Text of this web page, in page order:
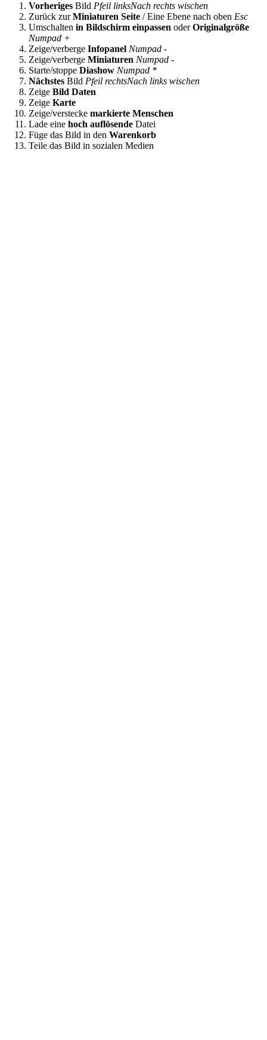
Vorheriges Bild Pfeil linksNach rechts wischen
Zurück zurMiniaturen Seite / Eine Ebene nach oben Esc
Umschalten in Bildschirm einpassen oderOriginalgröße
Numpad +
Zeige/verberge Infopanel Numpad -
Zeige/verberge Miniaturen Numpad -
Starte/stoppe Diashow Numpad *
Nächstes Bild Pfeil rechtsNach links wischen
Zeige Bild Daten
Zeige Karte
Zeige/verstecke markierte Menschen
Lade eine hoch auflösende Datei
Füge das Bild in den Warenkorb
Teile das Bild in sozialen Medien